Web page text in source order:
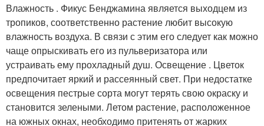
Влажность . Фикус Бенджамина является выходцем из
тропиков, соответственно растение любит высокую
влажность воздуха. В связи с этим его следует как можно
чаще опрыскивать его из пульверизатора или
устраивать ему прохладный душ. Освещение . Цветок
предпочитает яркий и рассеянный свет. При недостатке
освещения пестрые сорта могут терять свою окраску и
становится зелеными. Летом растение, расположенное
на южных окнах, необходимо притенять от жарких